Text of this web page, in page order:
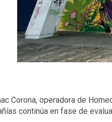
Corona, operadora de
continúa en fase de